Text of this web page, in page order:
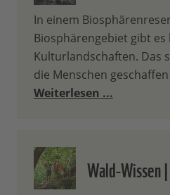
In einem
Biosphärengebiet gibt es
Kulturlandschaften. Das
die Menschen
Weiterlesen ...
Wald-Wissen